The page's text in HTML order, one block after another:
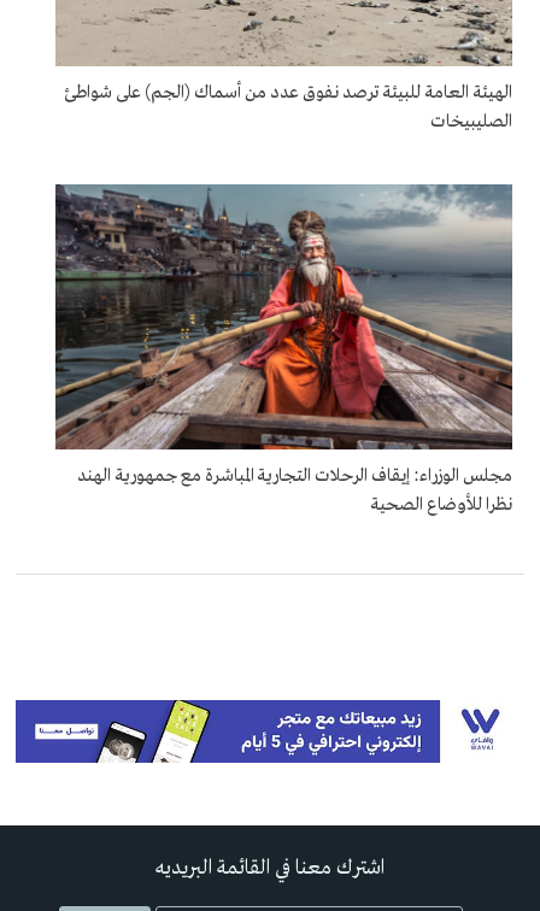
الهيئة العامة للبيئة ترصد نفوق عدد من أسماك (الجم) على شواطئ
الصليبيخات
مجلس الوزراء: إيقاف الرحلات التجارية المباشرة مع جمهورية الهند
نظرا للأوضاع الصحية
اشترك معنا في القائمة البريديه